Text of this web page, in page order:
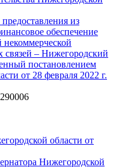
из
обеспечение
некоммерческой
– Нижегородский
постановлением
от 28 февраля 2022 г.
области от
Нижегородской